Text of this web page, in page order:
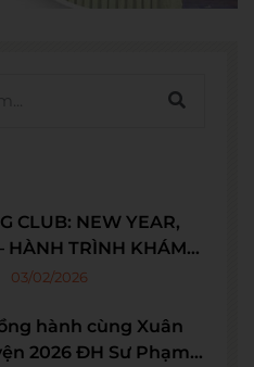
CLUB: NEW YEAR,
HÀNH TRÌNH KHÁM
TẾT BA MIỀN
03/02/2026
hành cùng Xuân
2026 ĐH Sư Phạm